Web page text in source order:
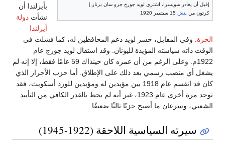
[قبل أن يغادر سويسرا، اشترى لويد جورج جرو سان برنار.]
كرتون من پنش
بأيرلندا أن
نشأت دولة
أيرلندا
الحرة. وفي المقابل، خسر لويد دعم المحافظين له، كما فشلت في
الوقت ذاته سياسته المؤيدة لليونان. وقد استقال لويد جورج عام
1922م. وعلى الرغم من أن عمره كان حينذاك 59 عامًا فقط، إلا إنه لم
يشغل أي منصب رسمي بعد ذلك على الإطلاق. أما حزب الأحرار الذي
كان قد انقسم عام 1918 بين مؤيدين له ومؤيدين للورد أسكويث، فقد
توحد مرة أخرى عام 1923، غير أنه لم يحظ بالقدر الكافي من التأييد
الشعبي، وسرعان ما أصبح حزبًا ثالثًا ضعيفًا.
سيرته السياسية اللاحقة (1922-1945)